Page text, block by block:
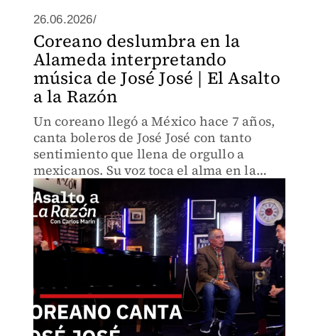
26.06.2026/
Coreano deslumbra en la
Alameda interpretando
música de José José | El Asalto
a la Razón
Un coreano llegó a México hace 7 años,
canta boleros de José José con tanto
sentimiento que llena de orgullo a
mexicanos. Su voz toca el alma en la
Alameda. Jjun, quien se apropió de
nuestra identidad musical con respeto y
pasión.